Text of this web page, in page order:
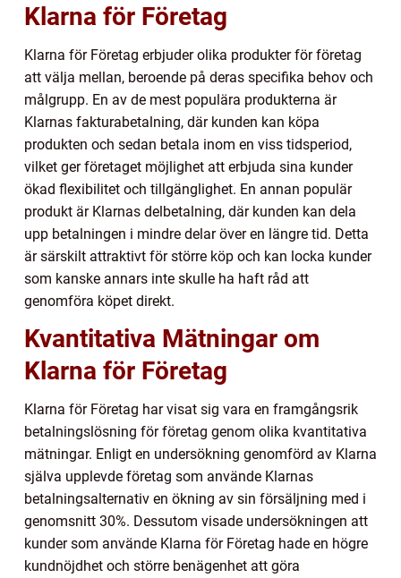
Klarna för Företag
Klarna för Företag erbjuder olika produkter för företag
att välja mellan, beroende på deras specifika behov och
målgrupp. En av de mest populära produkterna är
Klarnas fakturabetalning, där kunden kan köpa
produkten och sedan betala inom en viss tidsperiod,
vilket ger företaget möjlighet att erbjuda sina kunder
ökad flexibilitet och tillgänglighet. En annan populär
produkt är Klarnas delbetalning, där kunden kan dela
upp betalningen i mindre delar över en längre tid. Detta
är särskilt attraktivt för större köp och kan locka kunder
som kanske annars inte skulle ha haft råd att
genomföra köpet direkt.
Kvantitativa Mätningar om
Klarna för Företag
Klarna för Företag har visat sig vara en framgångsrik
betalningslösning för företag genom olika kvantitativa
mätningar. Enligt en undersökning genomförd av Klarna
själva upplevde företag som använde Klarnas
betalningsalternativ en ökning av sin försäljning med i
genomsnitt 30%. Dessutom visade undersökningen att
kunder som använde Klarna för Företag hade en högre
kundnöjdhet och större benägenhet att göra